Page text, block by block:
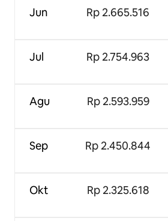
Jun
Jul
Agu
Sep
Okt
Rp 2.665.516
Rp 2.754.963
Rp 2.593.959
Rp 2.450.844
Rp 2.325.618